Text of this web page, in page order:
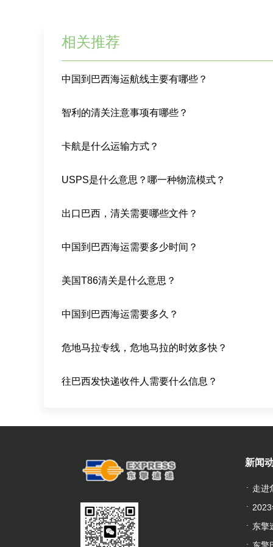
相关推荐
中国到巴西海运航线主要有哪些？
智利的清关注意事项有哪些？
卡航是什么运输方式？
USPS是什么意思？哪一种物流模式？
出口巴西，清关需要哪些文件？
中国到巴西海运需要多少时间？
美国T86清关是什么意思？
中国到巴西海运需要多久？
危地马拉专线，危地马拉的时效多快？
往巴西发快递收件人需要什么信息？
新闻
走进
东擎